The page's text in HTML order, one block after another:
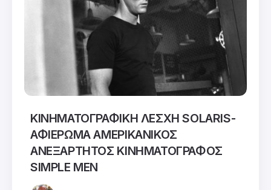
ΚΙΝΗΜΑΤΟΓΡΑΦΙΚΗ ΛΕΣΧΗ SOLARIS-
ΑΦΙΕΡΩΜΑ ΑΜΕΡΙΚΑΝΙΚΟΣ
ΑΝΕΞΑΡΤΗΤΟΣ ΚΙΝΗΜΑΤΟΓΡΑΦΟΣ
SIMPLE MEN